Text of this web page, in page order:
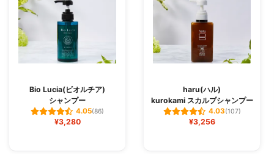
Bio Lucia(ビオルチア)
シャンプー
4.05(86)
¥3,280
haru(ハル)
kurokami スカルプシャンプー
4.03(107)
¥3,256